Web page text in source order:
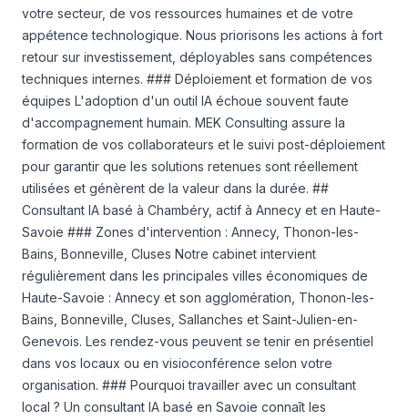
votre secteur, de vos ressources humaines et de votre
appétence technologique. Nous priorisons les actions à fort
retour sur investissement, déployables sans compétences
techniques internes. ### Déploiement et formation de vos
équipes L'adoption d'un outil IA échoue souvent faute
d'accompagnement humain. MEK Consulting assure la
formation de vos collaborateurs et le suivi post-déploiement
pour garantir que les solutions retenues sont réellement
utilisées et génèrent de la valeur dans la durée. ##
Consultant IA basé à Chambéry, actif à Annecy et en Haute-
Savoie ### Zones d'intervention : Annecy, Thonon-les-
Bains, Bonneville, Cluses Notre cabinet intervient
régulièrement dans les principales villes économiques de
Haute-Savoie : Annecy et son agglomération, Thonon-les-
Bains, Bonneville, Cluses, Sallanches et Saint-Julien-en-
Genevois. Les rendez-vous peuvent se tenir en présentiel
dans vos locaux ou en visioconférence selon votre
organisation. ### Pourquoi travailler avec un consultant
local ? Un consultant IA basé en Savoie connaît les